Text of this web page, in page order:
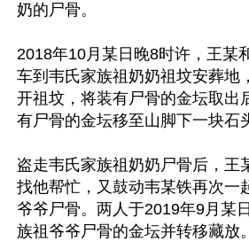
奶的尸骨。
2018年10月某日晚8时许，王某
车到韦氏家族祖奶奶祖坟安葬地
开祖坟，将装有尸骨的金坛取出
有尸骨的金坛移至山脚下一块石
盗走韦氏家族祖奶奶尸骨后，王
找他帮忙，又鼓动韦某铁再次一
爷爷尸骨。两人于2019年9月某
族祖爷爷尸骨的金坛并转移藏放。